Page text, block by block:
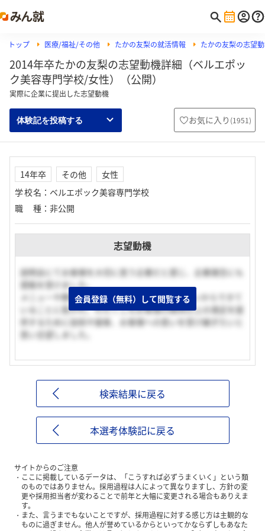
トップ 医療/福祉/その他 たかの友梨の就活情報 たかの友梨の志望
2014年卒たかの友梨の志望動機詳細（ベルエポッ
ク美容専門学校/女性）（公開）
実際に企業に提出した志望動機
体験記を投稿する お気に入り (1951)
14年卒 その他
女性
学校名 ： ベルエポック美容専門学校
職種 ： 非公開
志望動機
説明会にてお客様を大切に思う企業だと感じ、企業理念にも
感銘を受けました。
メニューや教育すべてがお客様のためという思いからできて
いることに惹かれ、わたくしもお客様の期待以上の満足を提
供するために技術や接客、お客様への思いを受け継ぎたいと
思い志望しました。
会員登録（無料）して閲覧する
検索結果に戻る
本選考体験記に戻る
サイトからのご注意
ここに掲載しているデータは、「こうすれば必ずうまくいく」という類
のものではありません。採用過程は人によって異なりますし、方針の変
更や採用担当者が変わることで前年と大幅に変更される場合もありえま
す。
また、言うまでもないことですが、採用過程に対する感じ方は主観的な
ものに過ぎません。他人が誉めているからといってかならずしもあなた